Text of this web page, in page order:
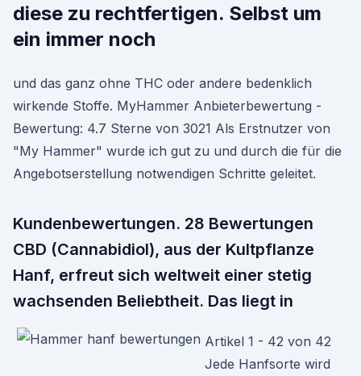
diese zu rechtfertigen. Selbst um
ein immer noch
und das ganz ohne THC oder andere bedenklich
wirkende Stoffe. MyHammer Anbieterbewertung -
Bewertung: 4.7 Sterne von 3021 Als Erstnutzer von
"My Hammer" wurde ich gut zu und durch die für die
Angebotserstellung notwendigen Schritte geleitet.
Kundenbewertungen. 28 Bewertungen
CBD (Cannabidiol), aus der Kultpflanze
Hanf, erfreut sich weltweit einer stetig
wachsenden Beliebtheit. Das liegt in
Artikel 1 - 42 von 42
Jede Hanfsorte wird